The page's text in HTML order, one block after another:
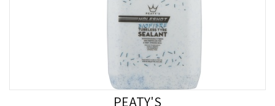
PEATY'S